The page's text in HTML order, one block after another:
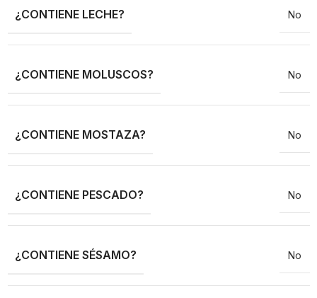
¿CONTIENE LECHE? No
¿CONTIENE MOLUSCOS? No
¿CONTIENE MOSTAZA? No
¿CONTIENE PESCADO? No
¿CONTIENE SÉSAMO? No